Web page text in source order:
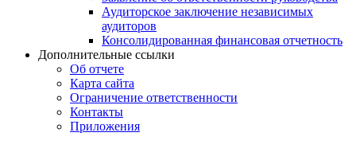
Аудиторское заключение независимых
аудиторов
Консолидированная финансовая отчетность
Дополнительные ссылки
Об отчете
Карта сайта
Ограничение ответственности
Контакты
Приложения